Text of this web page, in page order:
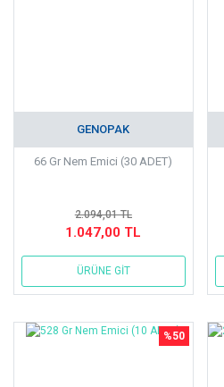
GENOPAK
66 Gr Nem Emici (30 ADET)
2.094,01 TL
1.047,00 TL
ÜRÜNE GİT
%50